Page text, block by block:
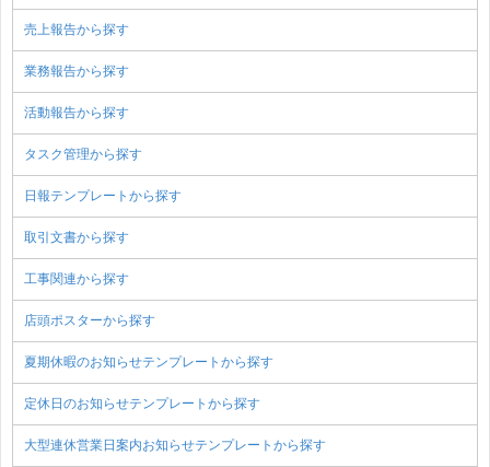
売上報告から探す
業務報告から探す
活動報告から探す
タスク管理から探す
日報テンプレートから探す
取引文書から探す
工事関連から探す
店頭ポスターから探す
夏期休暇のお知らせテンプレートから探す
定休日のお知らせテンプレートから探す
大型連休営業日案内お知らせテンプレートから探す